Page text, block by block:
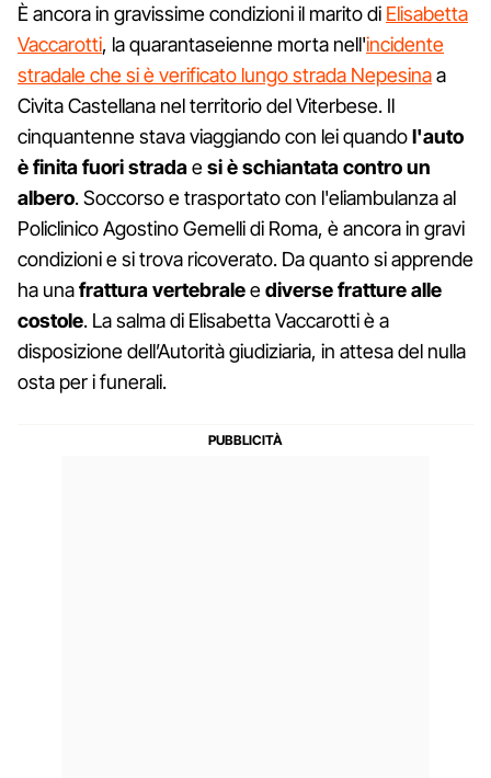
È ancora in gravissime condizioni il marito di Elisabetta
Vaccarotti, la quarantaseienne morta nell'incidente
stradale che si è verificato lungo strada Nepesinaa
Civita Castellana nel territorio del Viterbese. Il
cinquantenne stava viaggiando con lei quandol'auto
è finita fuori stradaesi è schiantata contro un
albero. Soccorso e trasportato con l'eliambulanza al
Policlinico Agostino Gemelli di Roma, è ancora in gravi
condizioni e si trova ricoverato. Da quanto si apprende
ha unafrattura vertebraleediverse fratture alle
costole. La salma di Elisabetta Vaccarotti è a
disposizione dell’Autorità giudiziaria, in attesa del nulla
osta per i funerali.